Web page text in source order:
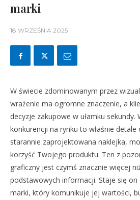
marki
18 WRZEŚNIA 2025
W świecie zdominowanym przez
wrażenie ma ogromne znaczenie, a
decyzje zakupowe w ułamku
konkurencji na rynku to właśnie
starannie zaprojektowana naklejka,
korzyść Twojego produktu. Ten z
graficzny jest czymś znacznie więcej
podstawowych informacji. Staje się
marki, który komunikuje jej wartości,